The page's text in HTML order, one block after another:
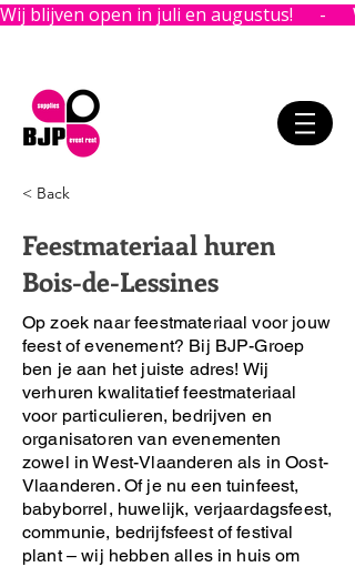
Wij blijven open in juli en augustus!      -
< Back
Feestmateriaal huren
Bois-de-Lessines
Op zoek naar feestmateriaal voor jouw
feest of evenement? Bij BJP-Groep
ben je aan het juiste adres! Wij
verhuren kwalitatief feestmateriaal
voor particulieren, bedrijven en
organisatoren van evenementen
zowel in West-Vlaanderen als in Oost-
Vlaanderen. Of je nu een tuinfeest,
babyborrel, huwelijk, verjaardagsfeest,
communie, bedrijfsfeest of festival
plant – wij hebben alles in huis om